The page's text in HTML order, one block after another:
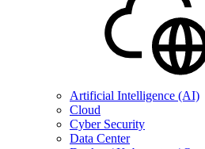
Artificial Intelligence (AI)
Cloud
Cyber Security
Data Center